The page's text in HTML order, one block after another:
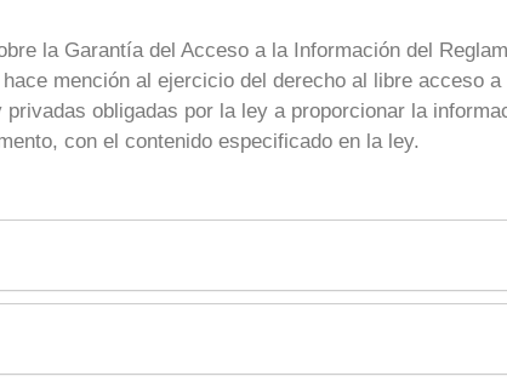
la Garantía del Acceso a la Información del
mención al ejercicio del derecho al libre acceso
obligadas por la ley a proporcionar la
con el contenido especificado en la ley.